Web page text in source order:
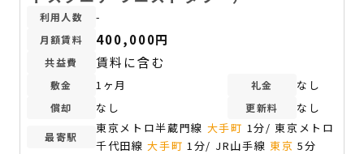
利用人数 -
月額賃料 400,000円
共益費 賃料に含む
敷金 1ヶ月 礼金 なし
償却 なし 更新料 なし
最寄駅
東京メトロ半蔵門線 大手町 1分/ 東京メトロ
千代田線大手町 1分/ JR山手線 東京 5分